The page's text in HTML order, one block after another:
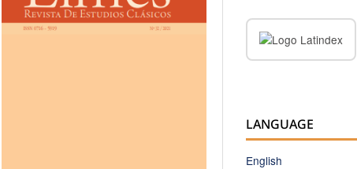
LANGUAGE
English